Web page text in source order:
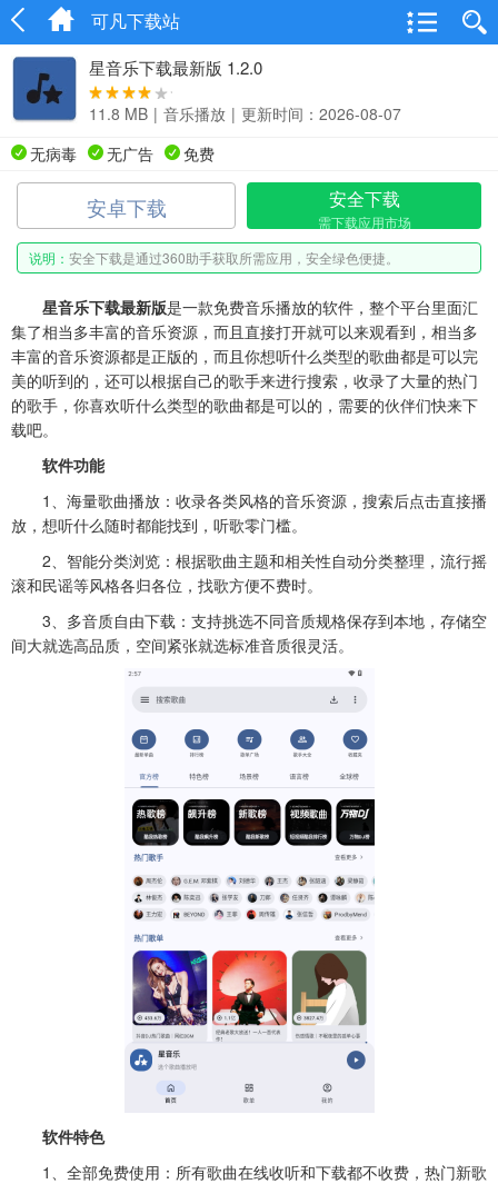
可凡下载站
星音乐下载最新版 1.2.0
11.8 MB | 音乐播放 | 更新时间：2026-08-07
无病毒
无广告 免费
安卓下载 安全下载
需下载应用市场
说明： 安全下载是通过360助手获取所需应用，安全绿色便捷。
星音乐下载最新版是一款免费音乐播放的软件，整个平台里面汇
集了相当多丰富的音乐资源，而且直接打开就可以来观看到，相当多
丰富的音乐资源都是正版的，而且你想听什么类型的歌曲都是可以完
美的听到的，还可以根据自己的歌手来进行搜索，收录了大量的热门
的歌手，你喜欢听什么类型的歌曲都是可以的，需要的伙伴们快来下
载吧。
软件功能
1、海量歌曲播放：收录各类风格的音乐资源，搜索后点击直接播
放，想听什么随时都能找到，听歌零门槛。
2、智能分类浏览：根据歌曲主题和相关性自动分类整理，流行摇
滚和民谣等风格各归各位，找歌方便不费时。
3、多音质自由下载：支持挑选不同音质规格保存到本地，存储空
间大就选高品质，空间紧张就选标准音质很灵活。
软件特色
1、全部免费使用：所有歌曲在线收听和下载都不收费，热门新歌